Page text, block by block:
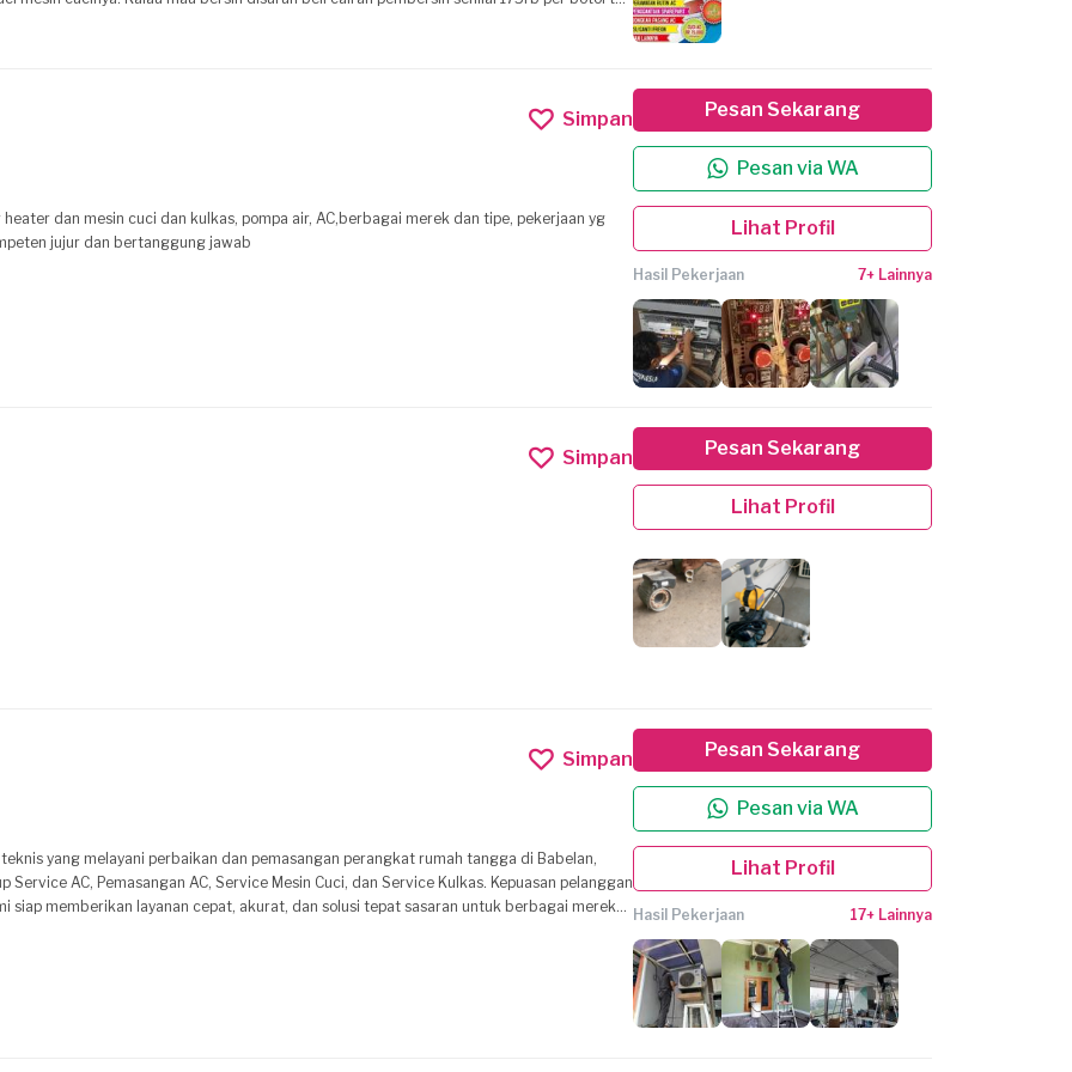
Simpan
mesin cuci dan kulkas, pompa air, AC,berbagai merek dan tipe, pekerjaan yg
jujur dan bertanggung jawab
Pesan Sekarang
Pesan via WA
Lihat Profil
Hasil Pekerjaan 7+ Lainnya
Simpan Pesan Sekarang
Lihat Profil
Simpan
yang melayani perbaikan dan pemasangan perangkat rumah tangga di Babelan,
Pemasangan AC, Service Mesin Cuci, dan Service Kulkas. Kepuasan pelanggan
siap memberikan layanan cepat, akurat, dan solusi tepat sasaran untuk berbagai merek
Hubungi kami melalui profil ini untuk penjadwalan
Karunia Rahmat Sejahtera siap membantu menjaga kenyamanan rumah Anda.
Pesan Sekarang
Pesan via WA
Lihat Profil
Hasil Pekerjaan 17+ Lainnya